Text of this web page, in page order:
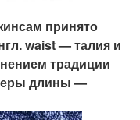
принято
waist — талия и
традиции
длины —